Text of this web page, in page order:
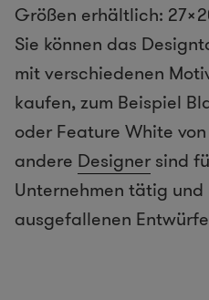
Größen erhältlich:
Sie können das
mit verschiedenen
kaufen, zum Beispiel
oder Feature White
andere Designer sind
Unternehmen tätig
ausgefallenen